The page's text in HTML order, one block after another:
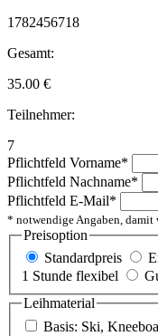
1782456718
Gesamt:
35.00 €
Teilnehmer:
7
Pflichtfeld Vorname*
Pflichtfeld Nachname*
Pflichtfeld E-Mail*
* notwendige Angaben,
Preisoption
Standardpreis
1 Stunde flexibel
Leihmaterial
Basis: Ski,